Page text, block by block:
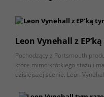
Leon Vynehall z
Pochodzący z Portsmouth
które mimo krótkiego stażu i
dzisiejszej scenie. Leon